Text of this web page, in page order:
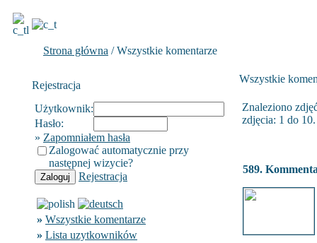
Strona główna / Wszystkie komentarze
Rejestracja
Użytkownik:
Hasło:
» Zapomniałem hasła
Zalogować automatycznie przy
następnej wizycie?
Rejestracja
» Wszystkie komentarze
» Lista uzytkowników
Wszystkie
Znaleziono
zdjęcia: 1 do 10.
589.